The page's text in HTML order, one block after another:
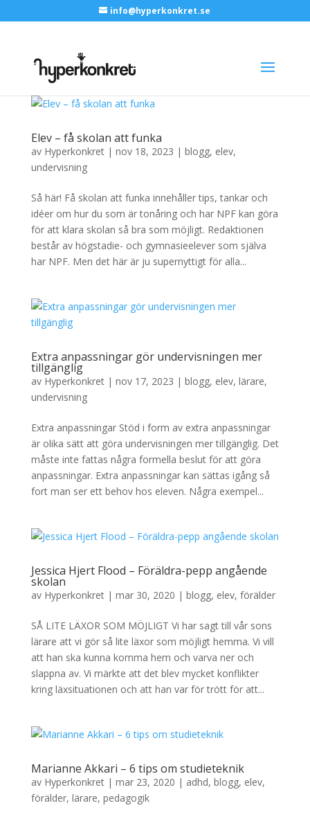
info@hyperkonkret.se
Elev – få skolan att funka
av Hyperkonkret| nov 18, 2023 | blogg, elev,
undervisning
Så här! Få skolan att funka innehåller tips, tankar och
idéer om hur du som är tonåring och har NPF kan göra
för att klara skolan så bra som möjligt. Redaktionen
består av högstadie- och gymnasieelever som själva
har NPF. Men det här är ju supernyttigt för alla...
Extra anpassningar gör undervisningen mer
tillgänglig
av Hyperkonkret| nov 17, 2023 | blogg, elev, lärare,
undervisning
Extra anpassningar Stöd i form av extra anpassningar
är olika sätt att göra undervisningen mer tillgänglig. Det
måste inte fattas några formella beslut för att göra
anpassningar. Extra anpassningar kan sättas igång så
fort man ser ett behov hos eleven. Några exempel...
Jessica Hjert Flood – Föräldra-pepp angående
skolan
av Hyperkonkret| mar 30, 2020 | blogg, elev, förälder
SÅ LITE LÄXOR SOM MÖJLIGT Vi har sagt till vår sons
lärare att vi gör så lite läxor som möjligt hemma. Vi vill
att han ska kunna komma hem och varva ner och
slappna av. Vi märkte att det blev mycket konflikter
kring läxsituationen och att han var för trött för att...
Marianne Akkari – 6 tips om studieteknik
av Hyperkonkret| mar 23, 2020 | adhd, blogg, elev,
förälder, lärare, pedagogik